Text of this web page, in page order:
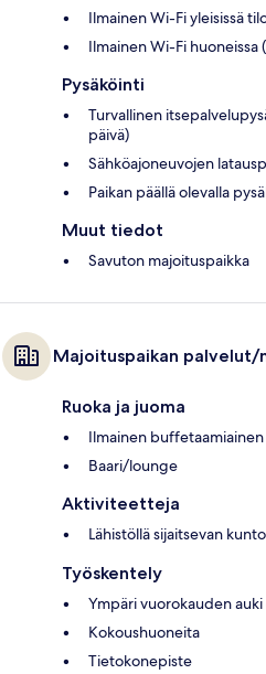
Ilmainen Wi-Fi yleisissä
Ilmainen Wi-Fi
Pysäköinti
Turvallinen
päivä)
Sähköajoneuvojen
Paikan päällä olevalla
Muut tiedot
Savuton majoituspaikka
Majoituspaikan palvelut/
Ruoka ja juoma
Ilmainen
Baari/lounge
Aktiviteetteja
Lähistöllä sijaitsevan
Työskentely
Ympäri vuorokauden
Kokoushuoneita
Tietokonepiste